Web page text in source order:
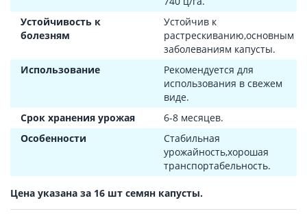
Устойчивость к
болезням
Устойчив к
растрескиванию,основным
заболеваниям капусты.
Использование
Рекомендуется для
использования в свежем
виде.
Срок хранения урожая
6-8 месяцев.
Особенности
Стабильная
урожайность,хорошая
транспортабельность.
Цена указана за 16 шт семян капусты.